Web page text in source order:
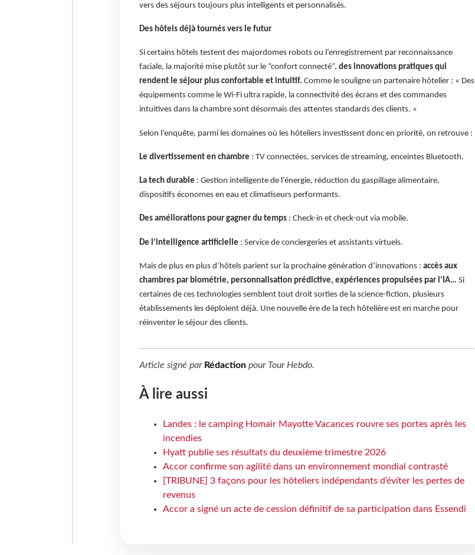
vers des séjours toujours plus intelligents et personnalisés.
Des hôtels déjà tournés vers le futur
Si certains hôtels testent des majordomes robots ou l’enregistrement par reconnaissance
faciale, la majorité mise plutôt sur le “confort connecté”, des innovations pratiques qui
rendent le séjour plus confortable et intuitif. Comme le souligne un partenaire hôtelier : « Des
équipements comme le Wi-Fi ultra rapide, la connectivité des écrans et des commandes
intuitives dans la chambre sont désormais des attentes standards des clients. »
Selon l’enquête, parmi les domaines où les hôteliers investissent donc en priorité, on retrouve :
Le divertissement en chambre : TV connectées, services de streaming, enceintes Bluetooth.
La tech durable : Gestion intelligente de l’énergie, réduction du gaspillage alimentaire,
dispositifs économes en eau et climatiseurs performants.
Des améliorations pour gagner du temps: Check-in et check-out via mobile.
De l’intelligence artificielle : Service de conciergeries et assistants virtuels.
Mais de plus en plus d’hôtels parient sur la prochaine génération d’innovations : accès aux
chambres par biométrie, personnalisation prédictive, expériences propulsées par l’IA… Si
certaines de ces technologies semblent tout droit sorties de la science-fiction, plusieurs
établissements les déploient déjà. Une nouvelle ère de la tech hôtelière est en marche pour
réinventer le séjour des clients.
Article signé par Rédactionpour Tour Hebdo.
À lire aussi
Landes : le camping Homair Mayotte Vacances rouvre ses portes après les
incendies
Hyatt publie ses résultats du deuxième trimestre 2026
Accor confirme son agilité dans un environnement mondial contrasté
[TRIBUNE] 3 façons pour les hôteliers indépendants d’éviter les pertes de
revenus
Accor a signé un acte de cession définitif de sa participation dans Essendi